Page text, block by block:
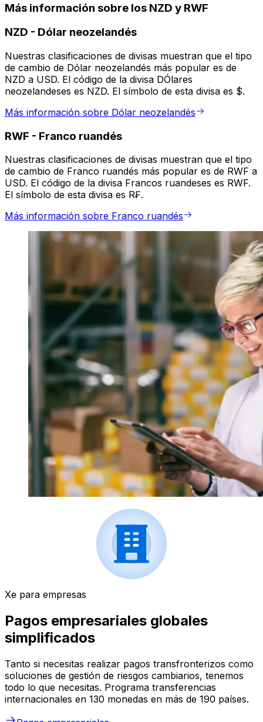
Más información sobre los NZD y RWF
NZD - Dólar neozelandés
Nuestras clasificaciones de divisas muestran que el tipo
de cambio de Dólar neozelandés más popular es de
NZD a USD. El código de la divisa DÓlares
neozelandeses es NZD. El símbolo de esta divisa es $.
Más información sobre Dólar neozelandés
RWF - Franco ruandés
Nuestras clasificaciones de divisas muestran que el tipo
de cambio de Franco ruandés más popular es de RWF a
USD. El código de la divisa Francos ruandeses es RWF.
El símbolo de esta divisa es R₣.
Más información sobre Franco ruandés
Xe para empresas
Pagos empresariales globales
simplificados
Tanto si necesitas realizar pagos transfronterizos como
soluciones de gestión de riesgos cambiarios, tenemos
todo lo que necesitas. Programa transferencias
internacionales en 130 monedas en más de 190 países.